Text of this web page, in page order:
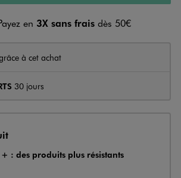
en 3X sans frais dès 50€
à cet achat
30 jours
: des produits plus résistants